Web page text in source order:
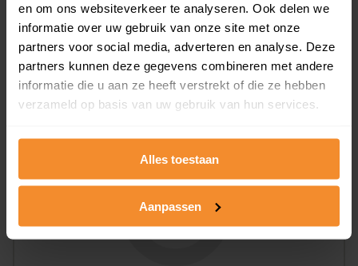
en om ons websiteverkeer te analyseren. Ook delen we
informatie over uw gebruik van onze site met onze
partners voor social media, adverteren en analyse. Deze
partners kunnen deze gegevens combineren met andere
informatie die u aan ze heeft verstrekt of die ze hebben
verzameld op basis van uw gebruik van hun services.
Alles toestaan
Aanpassen
43%
Koopwoningen
57%
Huurwoningen
Appartementen
10%